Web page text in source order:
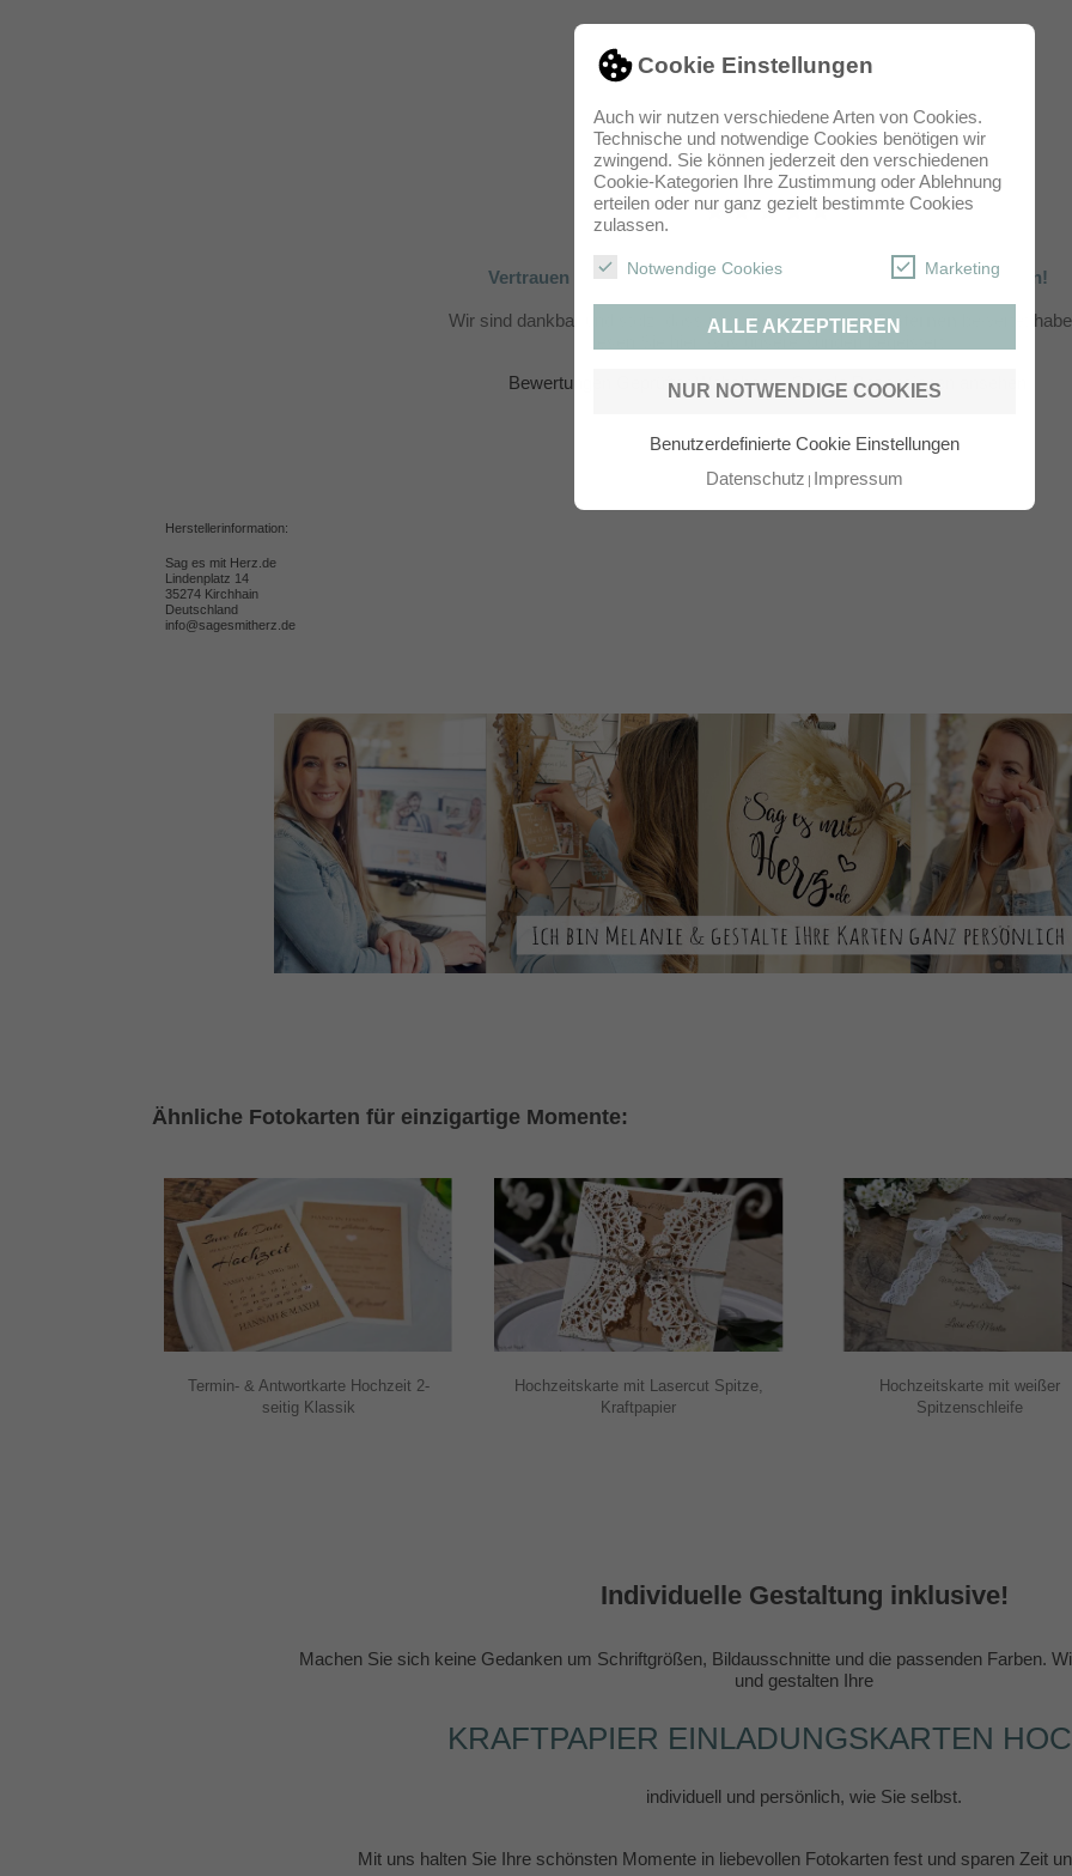
Cookie Einstellungen
Auch wir nutzen verschiedene Arten von Cookies.
Technische und notwendige Cookies benötigen wir
zwingend. Sie können jederzeit den verschiedenen
Cookie-Kategorien Ihre Zustimmung oder Ablehnung
erteilen oder nur ganz gezielt bestimmte Cookies
zulassen.
Notwendige Cookies Marketing
ALLE AKZEPTIEREN
NUR NOTWENDIGE COOKIES
Benutzerdefinierte Cookie Einstellungen
Datenschutz Impressum
100% zufriedene Kunden!
★★★★★
Vertrauen Sie auf echte Erfahrungen und 100% zufriedene Kunden!
Wir sind dankbar und stolz, dass unsalle Kunden mit 5 Sternen
bewertet
Bewertungen Geprüfter Webshop&Google Rezensionen ansehen
Herstellerinformation:
Sag es mit Herz.de
Lindenplatz 14
35274 Kirchhain
Deutschland
info@sagesmitherz.de
Ähnliche Fotokarten für einzigartige Momente:
Termin- & Antwortkarte Hochzeit 2-
seitig Klassik
Hochzeitskarte mit Lasercut Spitze,
Kraftpapier
Hochzeitskarte mit weißer
Spitzenschleife
Individuelle Gestaltung inklusive!
Machen Sie sich keine Gedanken um Schriftgrößen, Bildausschnitte und die passenden Farben.
und gestalten Ihre
KRAFTPAPIER EINLADUNGSKARTEN
individuell und persönlich, wie Sie selbst.
Mit uns halten Sie Ihre schönsten Momente in liebevollen Fotokarten fest und sparen Zeit